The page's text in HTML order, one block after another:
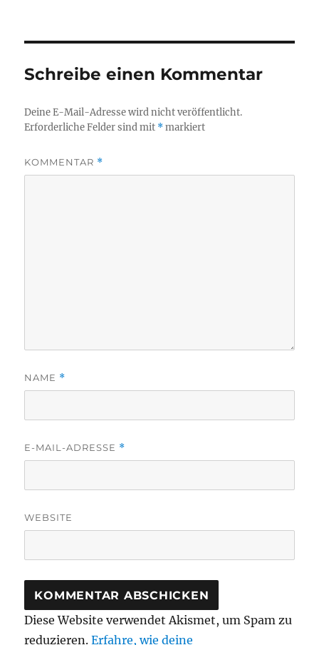
Schreibe einen Kommentar
Deine E-Mail-Adresse wird nicht veröffentlicht.
Erforderliche Felder sind mit *markiert
KOMMENTAR *
NAME *
E-MAIL-ADRESSE *
WEBSITE
Diese Website verwendet Akismet, um Spam zu
reduzieren.Erfahre, wie deine